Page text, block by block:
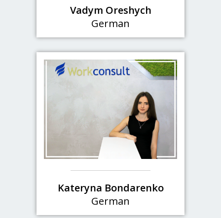
Vadym Oreshych
German
Kateryna Bondarenko
German